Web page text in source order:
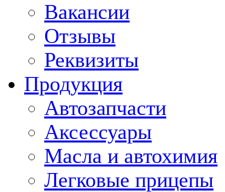
Вакансии
Отзывы
Реквизиты
Продукция
Автозапчасти
Аксессуары
Масла и автохимия
Легковые прицепы